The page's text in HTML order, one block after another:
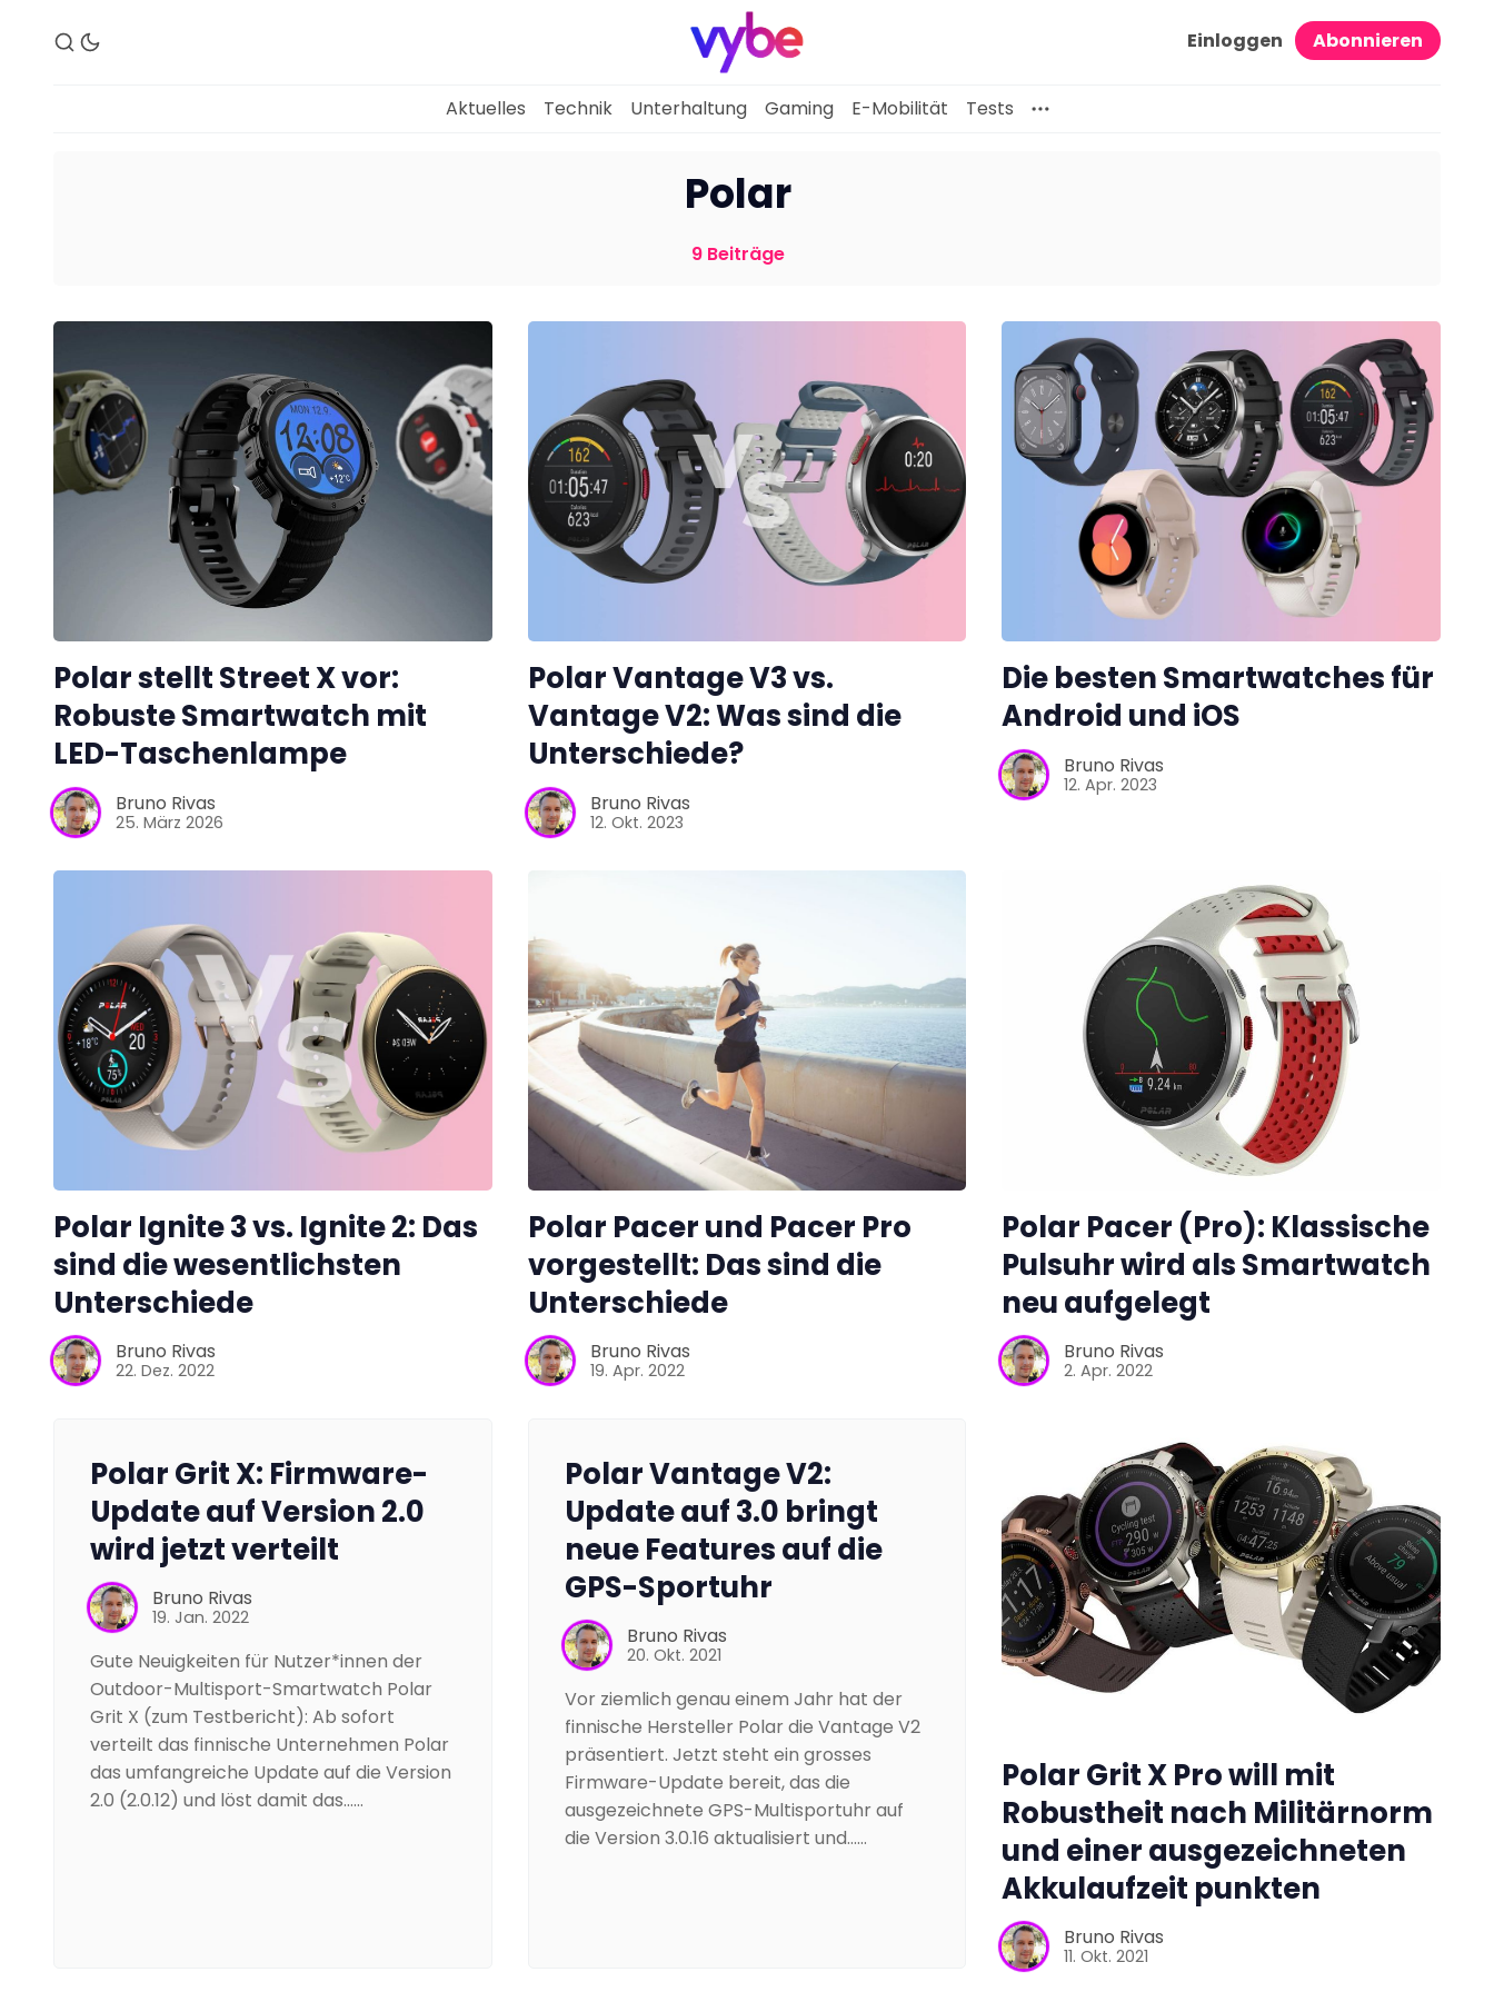
Aktuelles
Technik
E-Mobilität
Tests
Team
Zusammenarbeit
Einloggen Abonnieren
Aktuelles Technik Unterhaltung Gaming E-Mobilität Tests
Polar
9 Beiträge
Polar stellt Street X vor:
Robuste Smartwatch mit
LED-Taschenlampe
Bruno Rivas
25. März 2026
Polar Vantage V3 vs.
Vantage V2: Was sind die
Unterschiede?
Bruno Rivas
12. Okt. 2023
Die besten Smartwatches für
Android und iOS
Bruno Rivas
12. Apr. 2023
Polar Ignite 3 vs. Ignite 2: Das
sind die wesentlichsten
Unterschiede
Bruno Rivas
22. Dez. 2022
Polar Pacer und Pacer Pro
vorgestellt: Das sind die
Unterschiede
Bruno Rivas
19. Apr. 2022
Polar Pacer (Pro): Klassische
Pulsuhr wird als Smartwatch
neu aufgelegt
Bruno Rivas
2. Apr. 2022
Polar Grit X: Firmware-
Update auf Version 2.0
wird jetzt verteilt
Bruno Rivas
19. Jan. 2022
Gute Neuigkeiten für Nutzer*innen der
Outdoor-Multisport-Smartwatch Polar
Grit X (zum Testbericht): Ab sofort
verteilt das finnische Unternehmen Polar
das umfangreiche Update auf die Version
2.0 (2.0.12) und löst damit das……
Polar Vantage V2:
Update auf 3.0 bringt
neue Features auf die
GPS-Sportuhr
Bruno Rivas
20. Okt. 2021
Vor ziemlich genau einem Jahr hat der
finnische Hersteller Polar die Vantage V2
präsentiert. Jetzt steht ein grosses
Firmware-Update bereit, das die
ausgezeichnete GPS-Multisportuhr auf
die Version 3.0.16 aktualisiert und……
Polar Grit X Pro will mit
Robustheit nach Militärnorm
und einer ausgezeichneten
Akkulaufzeit punkten
Bruno Rivas
11. Okt. 2021